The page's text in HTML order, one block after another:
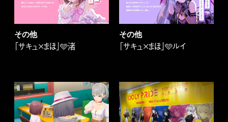
その他
「サキュ×まほ」🩵渚
その他
「サキュ×まほ」🩵ルイ